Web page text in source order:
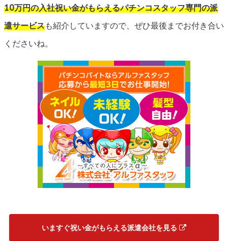
10万円の入社祝い金がもらえるパチンコスタッフ専門の派
遣サービスも紹介していますので、ぜひ最後までお付き合い
くださいね。
いますぐ祝い金がもらえる派遣会社を見る